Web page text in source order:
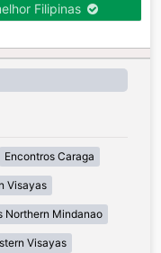
Filipinas
Encontros Caraga
Visayas
Northern Mindanao
Visayas